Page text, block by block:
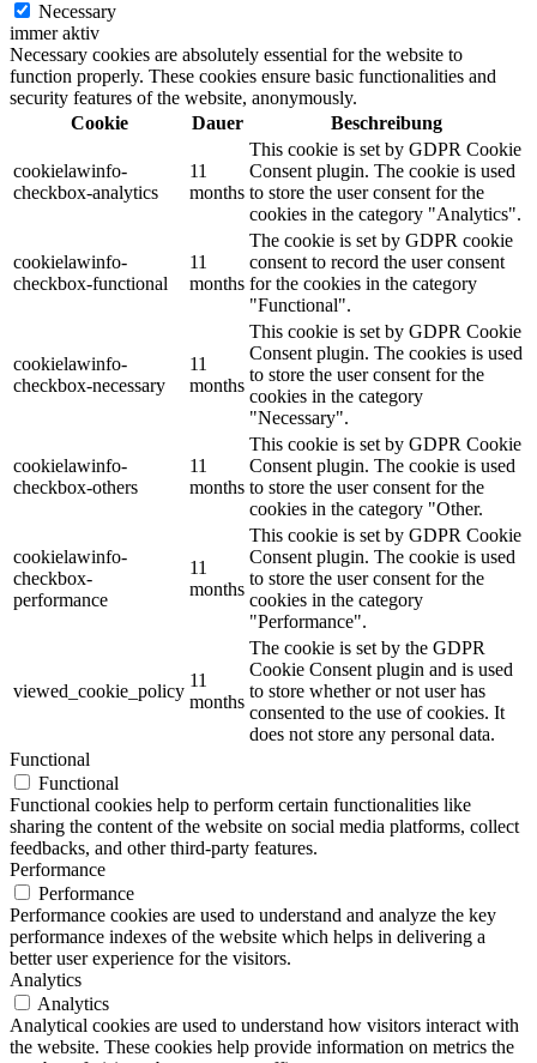
Necessary
immer aktiv
Necessary cookies are absolutely essential for the website to
function properly. These cookies ensure basic functionalities and
security features of the website, anonymously.
Cookie
Dauer Beschreibung
cookielawinfo-
checkbox-analytics
11
months
This cookie is set by GDPR Cookie
Consent plugin. The cookie is used
to store the user consent for the
cookies in the category "Analytics".
cookielawinfo-
checkbox-functional
11
months
The cookie is set by GDPR cookie
consent to record the user consent
for the cookies in the category
"Functional".
cookielawinfo-
checkbox-necessary
11
months
This cookie is set by GDPR Cookie
Consent plugin. The cookies is used
to store the user consent for the
cookies in the category
"Necessary".
cookielawinfo-
checkbox-others
11
months
This cookie is set by GDPR Cookie
Consent plugin. The cookie is used
to store the user consent for the
cookies in the category "Other.
cookielawinfo-
checkbox-
performance
11
months
This cookie is set by GDPR Cookie
Consent plugin. The cookie is used
to store the user consent for the
cookies in the category
"Performance".
viewed_cookie_policy
11
months
The cookie is set by the GDPR
Cookie Consent plugin and is used
to store whether or not user has
consented to the use of cookies. It
does not store any personal data.
Functional
Functional
Functional cookies help to perform certain functionalities like
sharing the content of the website on social media platforms, collect
feedbacks, and other third-party features.
Performance
Performance
Performance cookies are used to understand and analyze the key
performance indexes of the website which helps in delivering a
better user experience for the visitors.
Analytics
Analytics
Analytical cookies are used to understand how visitors interact with
the website. These cookies help provide information on metrics the